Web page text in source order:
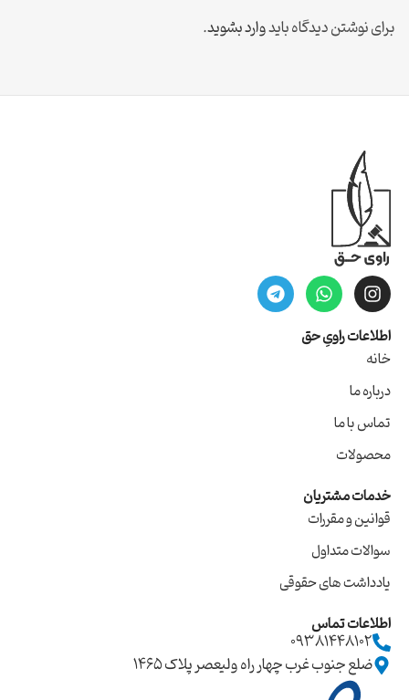
برای نوشتن دیدگاه بایدوارد بشوید.
اطلاعات راویِ حق
خانه
درباره ما
تماس با ما
محصولات
خدمات مشتریان
قوانین و مقررات
سوالات متداول
یادداشت های حقوقی
اطلاعات تماس
09381448102
ضلع جنوب غرب چهار راه ولیعصر پلاک ۱۴۶۵